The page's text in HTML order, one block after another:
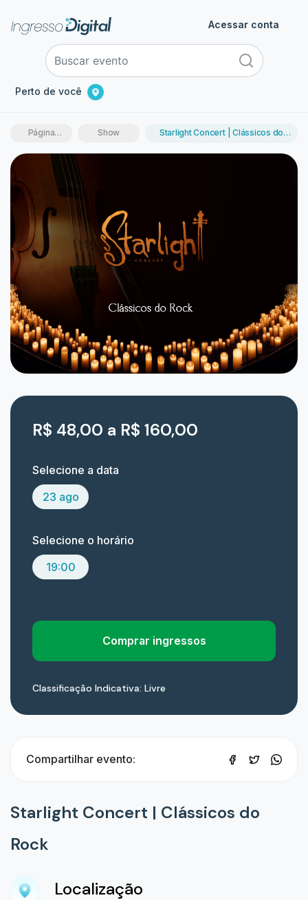
Perto de você
Acessar conta
Página
Show
Starlight Concert | Clássicos do
Starlight Concert | Clássicos do
Rock
Localização
R$ 48,00 a R$ 160,00
Selecione a data
23 ago
Selecione o horário
19:00
Comprar ingressos
Classificação Indicativa: Livre
Compartilhar evento: